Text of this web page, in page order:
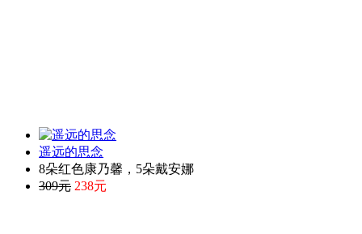
遥远的思念
8朵红色康乃馨，5朵戴安娜
309元 238元